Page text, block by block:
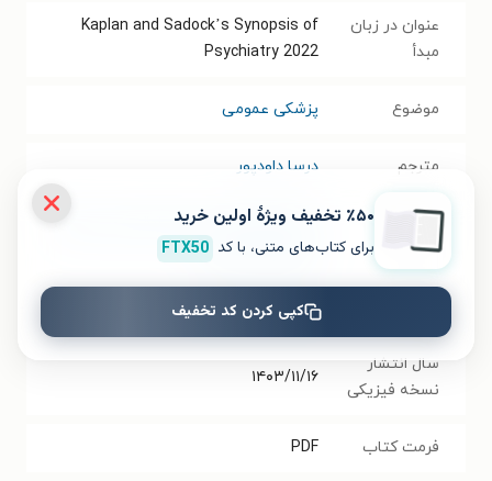
عنوان در زبان
مبدأ
Kaplan and Sadock’s Synopsis of
Psychiatry 2022
موضوع پزشکی عمومی
مترجم درسا داودپور
زهرا محمدی بینا ،سارا صادقی پور میبدی
پریسا حمیدی عدل
انتشارات رزیدنت یار
سال انتشار
نسخه فیزیکی
۱۴۰۳/۱۱/۱۶
فرمت کتاب PDF
٪۵۰ تخفیف ویژۀ اولین خرید
برای کتاب‌های متنی، با کد FTX50
کپی کردن کد تخفیف